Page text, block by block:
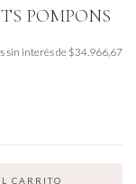
POMPONS
sin interés de$34.966,67